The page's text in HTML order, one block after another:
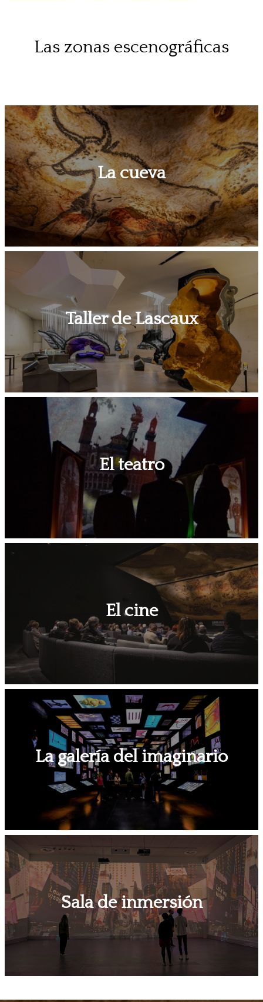
Las zonas escenográficas
La cueva
Taller de Lascaux
El teatro
El cine
La galería del imaginario
Sala de inmersión